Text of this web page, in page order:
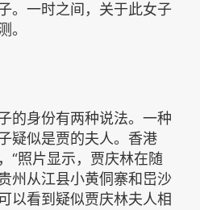
。一时之间，关于此女子
。
身份有两种说法。一种
疑似是贾的夫人。香港
“照片显示，贾庆林在随
州从江县小黄侗寨和岊沙
以看到疑似贾庆林夫人相